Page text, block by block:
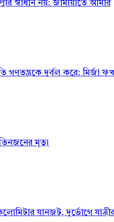
স্বাধীন নয়: জামায়াতে আমীর
গণতন্ত্রকে দুর্বল করে: মির্জা
মৃত্যু
যানজট, দুর্ভোগে